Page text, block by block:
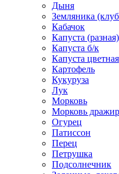
Дыня
Земляника
Кабачок
Капуста (разная)
Капуста б/к
Капуста цветная
Картофель
Кукуруза
Лук
Морковь
Морковь
Огурец
Патиссон
Перец
Петрушка
Подсолнечник